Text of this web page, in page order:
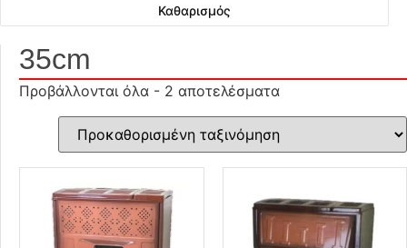
Καθαρισμός
35cm
Προβάλλονται όλα - 2 αποτελέσματα